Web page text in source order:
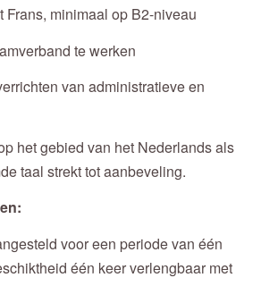
Frans, minimaal op B2-niveau
te werken
van administratieve en
het gebied van het Nederlands als
taal strekt tot aanbeveling.
voor een periode van één
één keer verlengbaar met